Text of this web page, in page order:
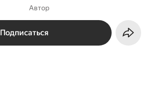
Автор
Подписаться